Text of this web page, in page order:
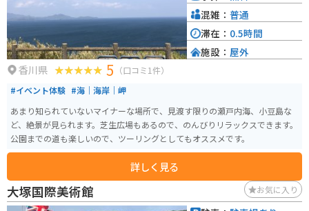
香川県 5 （口コミ1件）
#イベント体験 #海｜海岸｜岬
あまり知られていないマイナーな場所で、見渡す限りの瀬戸内海、小豆島な
ど、絶景が見られます。芝生広場もあるので、のんびりリラックスできます。
公園までの道も楽しいので、ツーリングとしてもオススメです。
詳しく見る
混雑： 普通
滞在： 0.5時間
施設： 屋外
大塚国際美術館 お気に入り